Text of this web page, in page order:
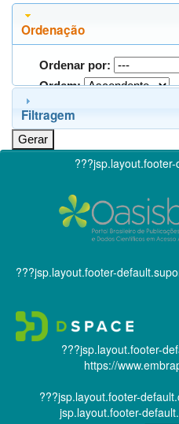
Ordenação
Ordenar por:
Ordem:
Filtragem
???jsp.layout.footer-
???jsp.layout.footer-
https://
???jsp.layout.footer-
jsp.layout.footer-